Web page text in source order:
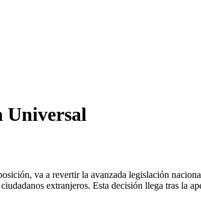
Universal
va a revertir la avanzada legislación
extranjeros. Esta decisión llega tras la